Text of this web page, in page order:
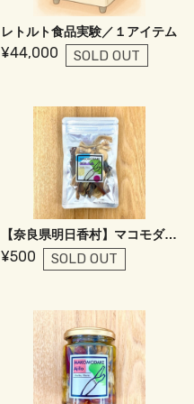
レトルト食品実験／１アイテム
¥44,000 SOLD OUT
【奈良県明日香村】マコモダケのジャーキー
¥500 SOLD OUT